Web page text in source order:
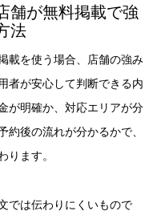
舗が無料掲載で強
法
載を使う場合、店舗の強み
者が安心して判断できる内
が明確か、対応エリアが分
約後の流れが分かるかで、
ります。
では伝わりにくいもので